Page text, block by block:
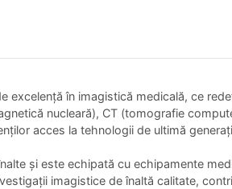
excelență în imagistică medicală, ce
nucleară), CT (tomografie
acces la tehnologii de ultimă
și este echipată cu echipamente
imagistice de înaltă calitate,